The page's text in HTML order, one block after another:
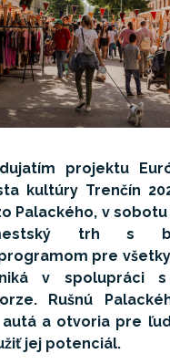
projektu
kultúry Trenčín
Palackého, v sobotu
trh s
pre
v spolupráci
Rušnú
a otvoria pre
jej potenciál.